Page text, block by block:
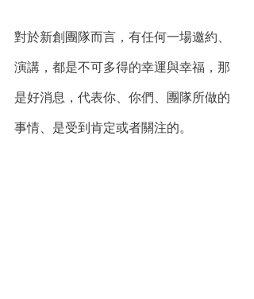
對於新創團隊而言，有任何一場邀約、
演講，都是不可多得的幸運與幸福，那
是好消息，代表你、你們、團隊所做的
事情、是受到肯定或者關注的。